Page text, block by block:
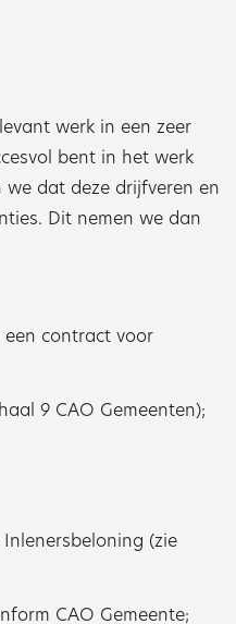
werk in een zeer
bent in het werk
dat deze drijfveren en
Dit nemen we dan
contract voor
9 CAO Gemeenten);
(zie
CAO Gemeente;